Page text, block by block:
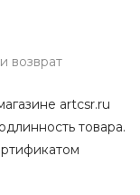
возврат
artcsr.ru
товара.